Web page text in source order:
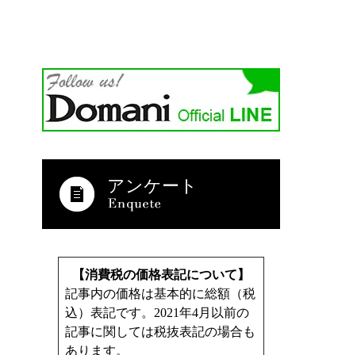
アンケート
【消費税の価格表記について】
記事内の価格は基本的に総額（税
込）表記です。2021年4月以前の
記事に関しては税抜表記の場合も
あります。